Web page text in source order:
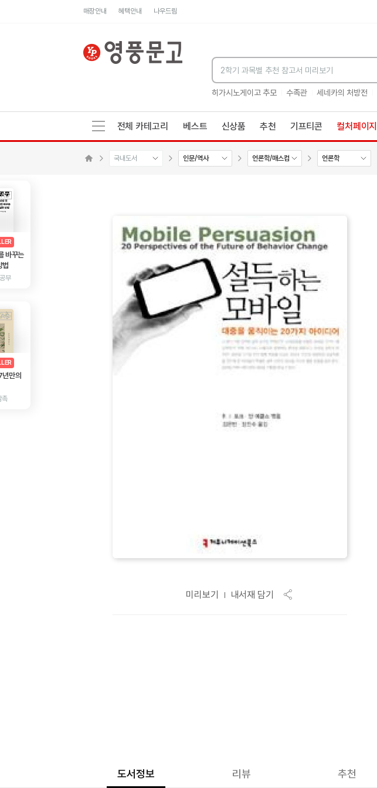
매장안내 혜택안내 나우드림
히가시노게이고 추모 수족관 세네카의 처방전
전체 카테고리 베스트 신상품 추천 기프티콘 컬처페이지
국내도서 인문/역사 언론학/매스컴 언론학
AD
바꾸는
법
부
AD
년만의
촉
미리보기 내서재 담기
도서정보 리뷰 추천